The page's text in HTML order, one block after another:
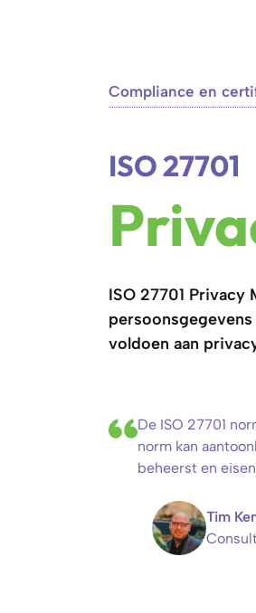
Compliance en
ISO 27701
ISO 27701
voldoen aan
De ISO 27701
norm kan
beheerst en
Tim